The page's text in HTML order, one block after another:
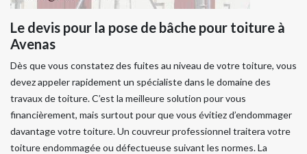
Le devis pour la pose de bâche pour toiture à
Avenas
Dès que vous constatez des fuites au niveau de votre toiture, vous
devez appeler rapidement un spécialiste dans le domaine des
travaux de toiture. C’est la meilleure solution pour vous
financièrement, mais surtout pour que vous évitiez d’endommager
davantage votre toiture. Un couvreur professionnel traitera votre
toiture endommagée ou défectueuse suivant les normes. La